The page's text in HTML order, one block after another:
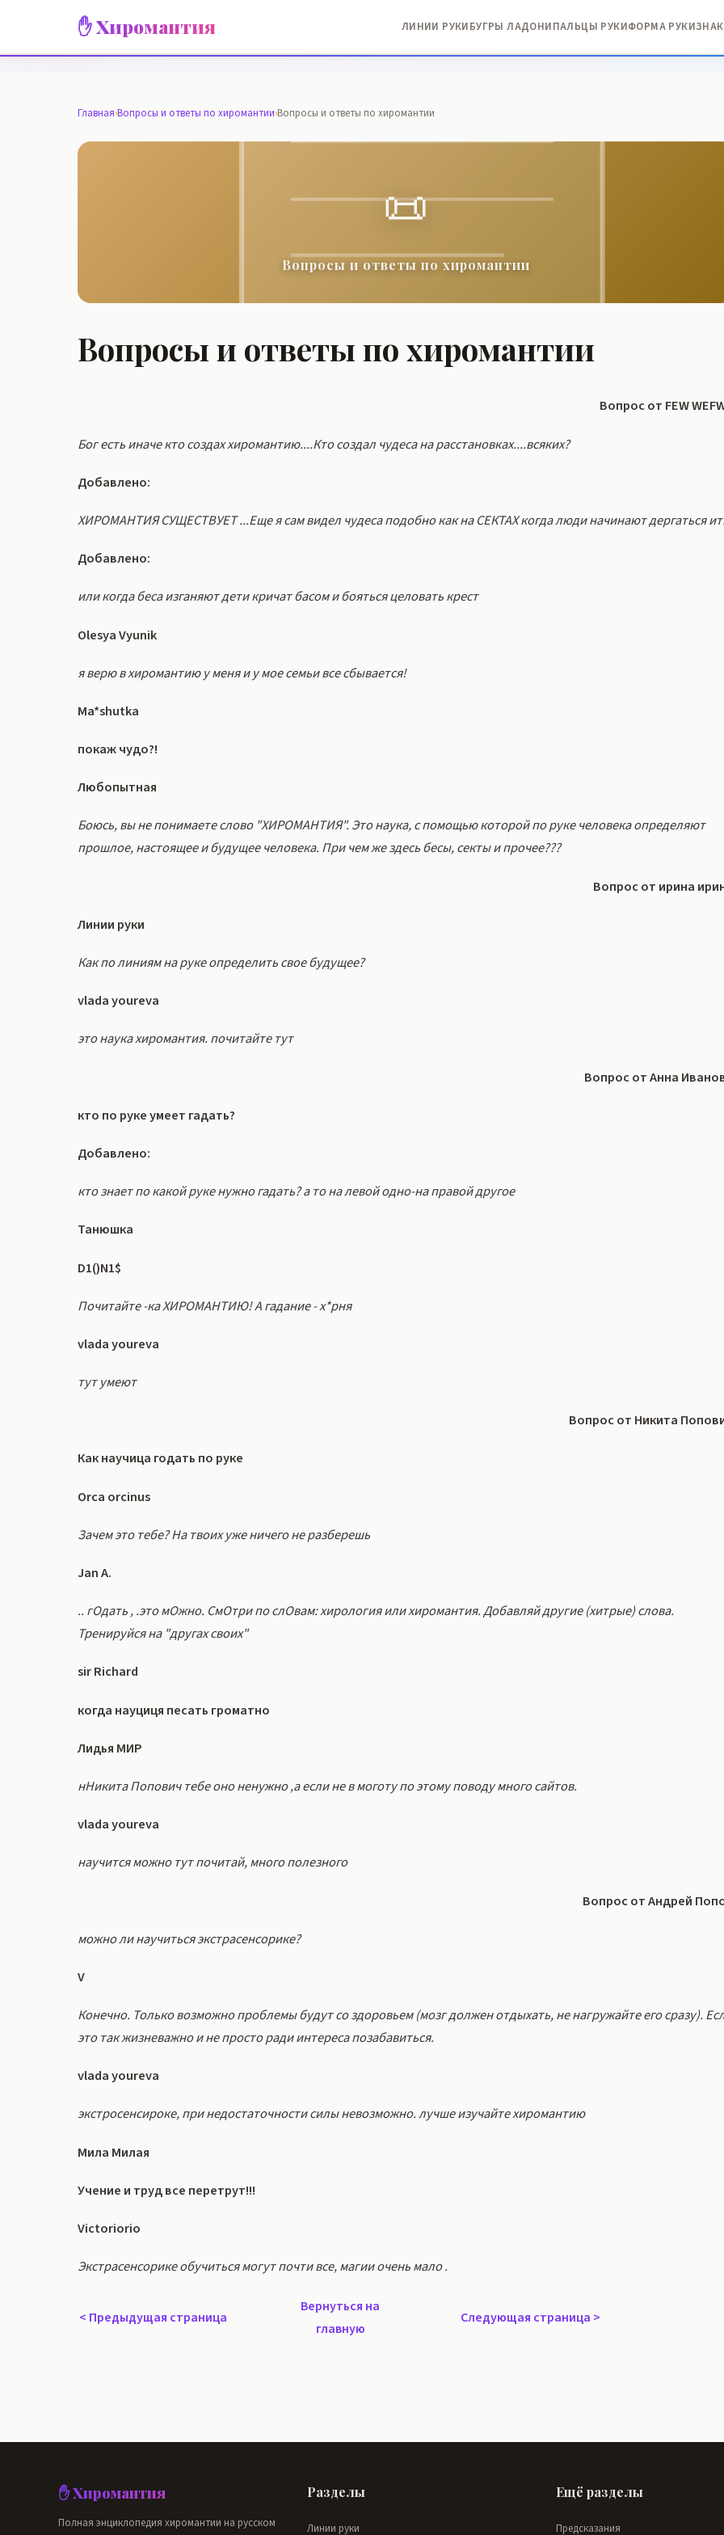
✋ Хиромантия ЛИНИИ РУКИБУГРЫ ЛАДОНИПАЛЬЦЫ РУКИФОРМА РУКИ
Главная›Вопросы и ответы по хиромантии›Вопросы и ответы по хиромантии
📜
Вопросы и ответы по хиромантии
Вопросы и ответы по хиромантии
Вопрос от FEW
Бог есть иначе кто создах хиромантию....Кто создал чудеса на расстановках....всяких?
Добавлено:
ХИРОМАНТИЯ СУЩЕСТВУЕТ ...Еще я сам видел чудеса подобно как на СЕКТАХ когда люди начинают дергаться
Добавлено:
или когда беса изганяют дети кричат басом и бояться целовать крест
Olesya Vyunik
я верю в хиромантию у меня и у мое семьи все сбывается!
Ma*shutka
покаж чудо?!
Любопытная
Боюсь, вы не понимаете слово "ХИРОМАНТИЯ". Это наука, с помощью которой по руке человека определяют
прошлое, настоящее и будущее человека. При чем же здесь бесы, секты и прочее???
Вопрос от ирина
Линии руки
Как по линиям на руке определить свое будущее?
vlada youreva
это наука хиромантия. почитайте тут
Вопрос от Анна
кто по руке умеет гадать?
Добавлено:
кто знает по какой руке нужно гадать? а то на левой одно-на правой другое
Танюшка
D1()N1$
Почитайте -ка ХИРОМАНТИЮ! А гадание - х*рня
vlada youreva
тут умеют
Вопрос от Никита
Как научица годать по руке
Orca orcinus
Зачем это тебе? На твоих уже ничего не разберешь
Jan A.
.. гОдать , .это мОжно. СмОтри по слОвам: хирология или хиромантия. Добавляй другие (хитрые) слова.
Тренируйся на "другах своих"
sir Richard
когда науциця песать громатно
Лидья МИР
нНикита Попович тебе оно ненужно ,а если не в моготу по этому поводу много сайтов.
vlada youreva
научится можно тут почитай, много полезного
Вопрос от Андрей
можно ли научиться экстрасенсорике?
V
Конечно. Только возможно проблемы будут со здоровьем (мозг должен отдыхать, не нагружайте его сразу).
это так жизневажно и не просто ради интереса позабавиться.
vlada youreva
экстросенсироке, при недостаточности силы невозможно. лучше изучайте хиромантию
Мила Милая
Учение и труд все перетрут!!!
Victoriorio
Экстрасенсорике обучиться могут почти все, магии очень мало .
< Предыдущая страница
Вернуться на
главную
Следующая страница >
✋ Хиромантия
Полная энциклопедия хиромантии на русском
Разделы
Линии руки
Ещё разделы
Предсказания